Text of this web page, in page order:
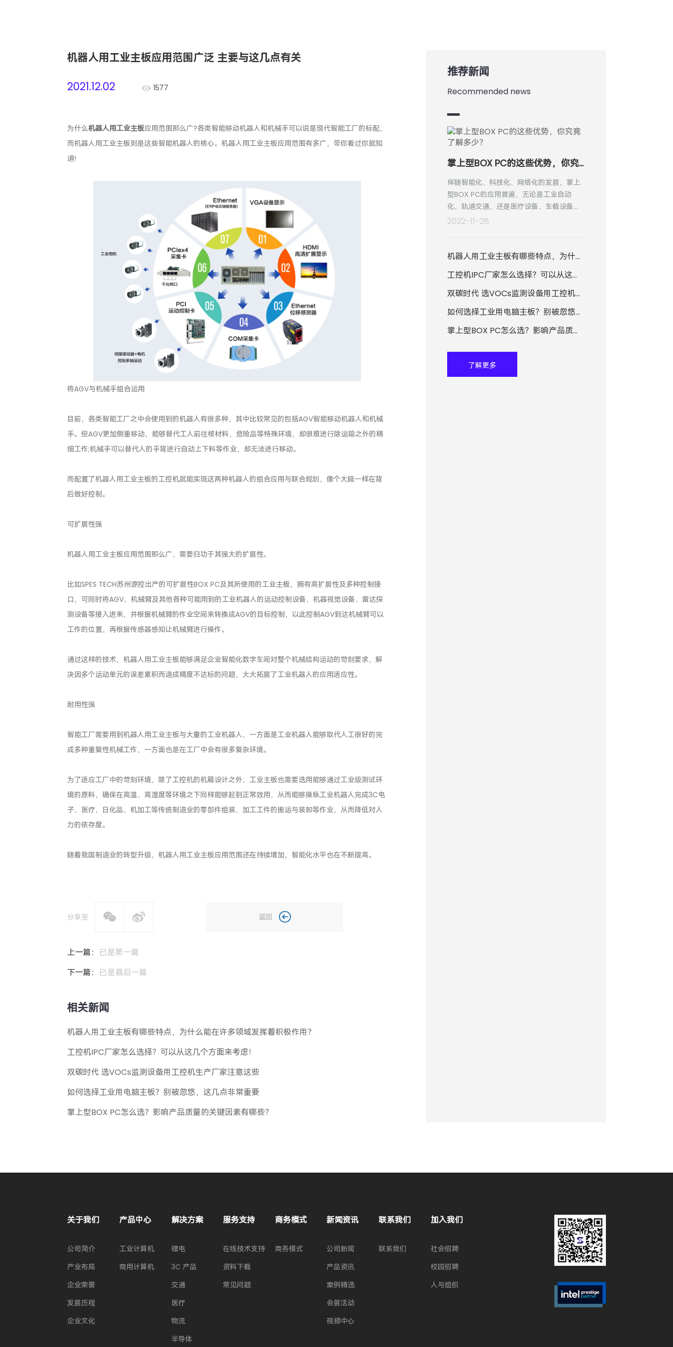
机器人用工业主板应用范围广泛 主要与这几点有关
2021.12.02 1577
为什么机器人用工业主板应用范围那么广?各类智能移动机器人和机械手可以说是现代智能工厂的标配，
而机器人用工业主板则是这些智能机器人的核心。机器人用工业主板应用范围有多广，带你看过你就知
道!
将AGV与机械手组合运用
目前，各类智能工厂之中会使用到的机器人有很多种，其中比较常见的包括AGV智能移动机器人和机械
手。但AGV更加侧重移动，能够替代工人前往核材料、危险品等特殊环境，却很难进行除运输之外的精
细工作;机械手可以替代人的手背进行自动上下料等作业，却无法进行移动。
而配置了机器人用工业主板的工控机就能实现这两种机器人的组合应用与联合规划，像个大脑一样在背
后做好控制。
可扩展性强
机器人用工业主板应用范围那么广，需要归功于其强大的扩展性。
比如SPES TECH苏州源控出产的可扩展性BOX PC及其所使用的工业主板，拥有高扩展性及多种控制接
口，可同时将AGV、机械臂及其他各种可能用到的工业机器人的运动控制设备、机器视觉设备、雷达探
测设备等接入进来，并根据机械臂的作业空间来转换成AGV的目标控制，以此控制AGV到达机械臂可以
工作的位置，再根据传感器感知让机械臂进行操作。
通过这样的技术，机器人用工业主板能够满足企业智能化数字车间对整个机械结构运动的苛刻要求，解
决因多个运动单元的误差累积而造成精度不达标的问题，大大拓展了工业机器人的应用适应性。
耐用性强
智能工厂需要用到机器人用工业主板与大量的工业机器人，一方面是工业机器人能够取代人工很好的完
成多种重复性机械工作，一方面也是在工厂中会有很多复杂环境。
为了适应工厂中的苛刻环境，除了工控机的机箱设计之外，工业主板也需要选用能够通过工业级测试环
境的原料，确保在高温、高湿度等环境之下同样能够起到正常效用，从而能够操纵工业机器人完成3C电
子、医疗、日化品、机加工等传统制造业的零部件组装、加工工件的搬运与装卸等作业，从而降低对人
力的依存度。
随着我国制造业的转型升级，机器人用工业主板应用范围还在持续增加，智能化水平也在不断提高。
分享至 返回
上一篇： 已是第一篇
下一篇： 已是最后一篇
相关新闻
机器人用工业主板有哪些特点，为什么能在许多领域发挥着积极作用？
工控机IPC厂家怎么选择？可以从这几个方面来考虑！
双碳时代 选VOCs监测设备用工控机生产厂家注意这些
如何选择工业用电脑主板？别被忽悠，这几点非常重要
掌上型BOX PC怎么选？影响产品质量的关键因素有哪些？
推荐新闻
Recommended news
掌上型BOX PC的这些优势，你究竟了解多少？
伴随智能化、科技化、网络化的发展，掌上
型BOX PC的应用普遍，无论是工业自动
化、轨道交通，还是医疗设备、车载设备、
电力、金融、环保等领域，都可以看到掌上
2022-11-28
机器人用工业主板有哪些特点，为什么能在许多领域发挥着积极作用？
工控机IPC厂家怎么选择？可以从这几个方面来考虑！
双碳时代 选VOCs监测设备用工控机生产厂家注意这些
如何选择工业用电脑主板？别被忽悠，这几点非常重要
掌上型BOX PC怎么选？影响产品质量的关键因素有哪些？
了解更多
关于我们
公司简介
产业布局
企业荣誉
发展历程
企业文化
产品中心
工业计算机
商用计算机
解决方案
锂电
3C 产品
交通
医疗
物流
半导体
服务支持
在线技术支持
资料下载
常见问题
商务模式
商务模式
新闻资讯
公司新闻
产品资讯
案例精选
会展活动
视频中心
联系我们
联系我们
加入我们
社会招聘
校园招聘
人与组织